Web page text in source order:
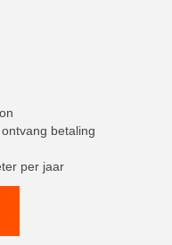
betaling
per jaar